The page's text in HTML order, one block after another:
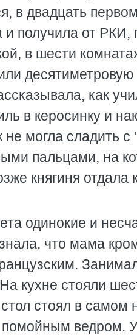
в двадцать
и получила от РКИ,
в шести
как
в керосинку и
не могла сладить
пальцами, на
княгиня
одинокие и
что мама
кухне стояли
стоял в
ведром.